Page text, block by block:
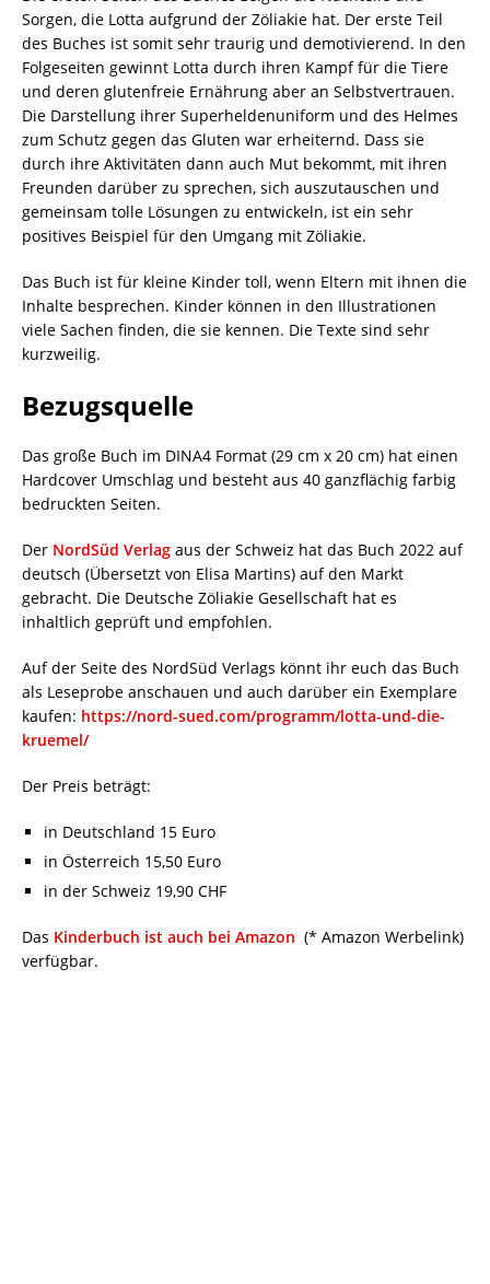
Sorgen, die Lotta aufgrund der Zöliakie hat. Der erste Teil
des Buches ist somit sehr traurig und demotivierend. In den
Folgeseiten gewinnt Lotta durch ihren Kampf für die Tiere
und deren glutenfreie Ernährung aber an Selbstvertrauen.
Die Darstellung ihrer Superheldenuniform und des Helmes
zum Schutz gegen das Gluten war erheiternd. Dass sie
durch ihre Aktivitäten dann auch Mut bekommt, mit ihren
Freunden darüber zu sprechen, sich auszutauschen und
gemeinsam tolle Lösungen zu entwickeln, ist ein sehr
positives Beispiel für den Umgang mit Zöliakie.
Das Buch ist für kleine Kinder toll, wenn Eltern mit ihnen die
Inhalte besprechen. Kinder können in den Illustrationen
viele Sachen finden, die sie kennen. Die Texte sind sehr
kurzweilig.
Bezugsquelle
Das große Buch im DINA4 Format (29 cm x 20 cm) hat einen
Hardcover Umschlag und besteht aus 40 ganzflächig farbig
bedruckten Seiten.
Der NordSüd Verlag aus der Schweiz hat das Buch 2022 auf
deutsch (Übersetzt von Elisa Martins) auf den Markt
gebracht. Die Deutsche Zöliakie Gesellschaft hat es
inhaltlich geprüft und empfohlen.
Auf der Seite des NordSüd Verlags könnt ihr euch das Buch
als Leseprobe anschauen und auch darüber ein Exemplare
kaufen: https://nord-sued.com/programm/lotta-und-die-
kruemel/
Der Preis beträgt:
in Deutschland 15 Euro
in Österreich 15,50 Euro
in der Schweiz 19,90 CHF
Das Kinderbuch ist auch bei Amazon (* Amazon Werbelink)
verfügbar.